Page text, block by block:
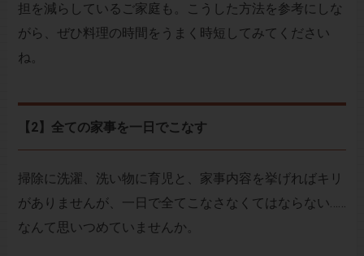
担を減らしているご家庭も。こうした方法を参考にしな
がら、ぜひ料理の時間をうまく時短してみてください
ね。
【2】全ての家事を一日でこなす
掃除に洗濯、洗い物に育児と、家事内容を挙げればキリ
がありませんが、一日で全てこなさなくてはならない……
なんて思いつめていませんか。